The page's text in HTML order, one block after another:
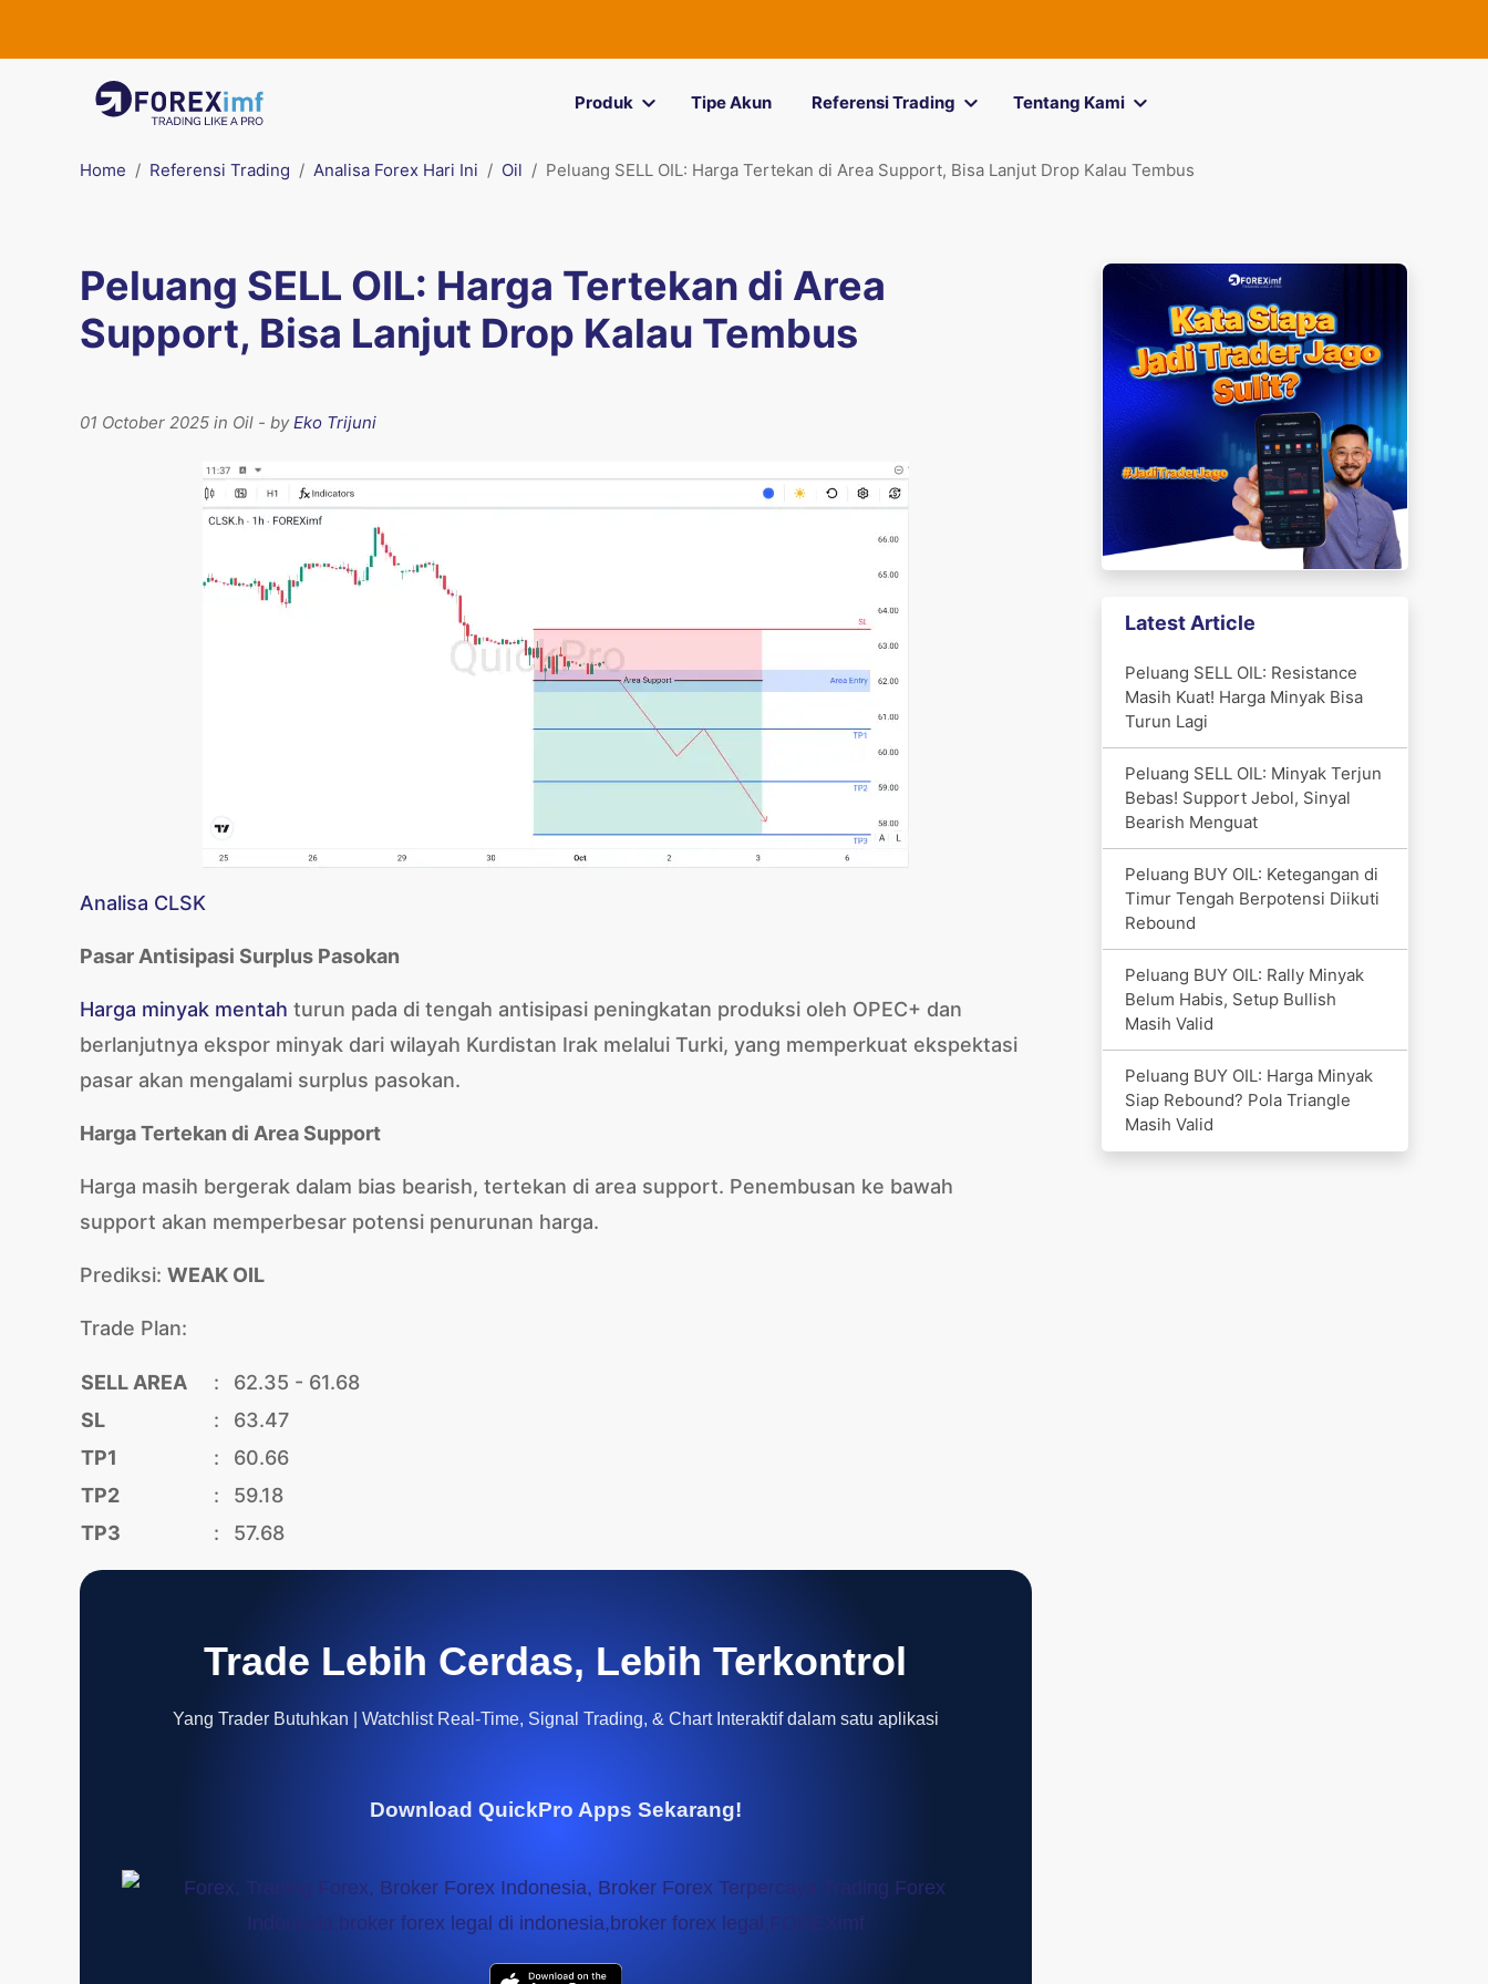
Produk Tipe Akun Referensi Trading Tentang Kami
Home Referensi Trading Analisa Forex Hari Ini Oil Peluang SELL OIL: Harga Tertekan di Area Support, Bisa Lanjut Drop Kalau Tembus
Peluang SELL OIL: Harga Tertekan di Area
Support, Bisa Lanjut Drop Kalau Tembus
01 October 2025 in Oil - byEko Trijuni
Analisa CLSK
Pasar Antisipasi Surplus Pasokan
Harga minyak mentah turun pada di tengah antisipasi peningkatan produksi oleh OPEC+ dan
berlanjutnya ekspor minyak dari wilayah Kurdistan Irak melalui Turki, yang memperkuat ekspektasi
pasar akan mengalami surplus pasokan.
Harga Tertekan di Area Support
Harga masih bergerak dalam bias bearish, tertekan di area support. Penembusan ke bawah
support akan memperbesar potensi penurunan harga.
Prediksi: WEAK OIL
Trade Plan:
SELL AREA :
62.35 - 61.68
SL
:
63.47
TP1
:
60.66
TP2
:
59.18
TP3
: 57.68
Trade Lebih Cerdas, Lebih Terkontrol
Yang Trader Butuhkan | Watchlist Real-Time, Signal Trading, & Chart Interaktif dalam satu aplikasi
Download QuickPro Apps Sekarang!
Latest Article
Peluang SELL OIL: Resistance
Masih Kuat! Harga Minyak Bisa
Turun Lagi
Peluang SELL OIL: Minyak Terjun
Bebas! Support Jebol, Sinyal
Bearish Menguat
Peluang BUY OIL: Ketegangan di
Timur Tengah Berpotensi Diikuti
Rebound
Peluang BUY OIL: Rally Minyak
Belum Habis, Setup Bullish
Masih Valid
Peluang BUY OIL: Harga Minyak
Siap Rebound? Pola Triangle
Masih Valid